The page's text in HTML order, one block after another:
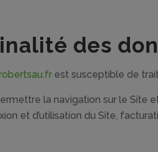
des
est susceptible de
la navigation sur le Site
et d’utilisation du Site,